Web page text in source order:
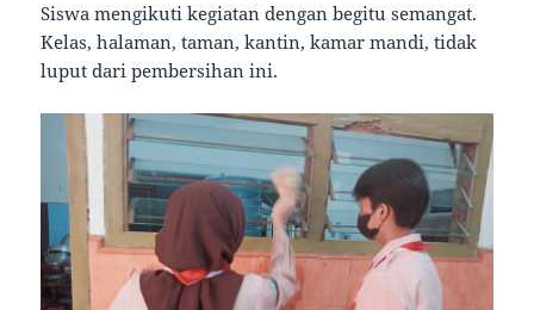
Siswa mengikuti kegiatan dengan begitu semangat.
Kelas, halaman, taman, kantin, kamar mandi, tidak
luput dari pembersihan ini.